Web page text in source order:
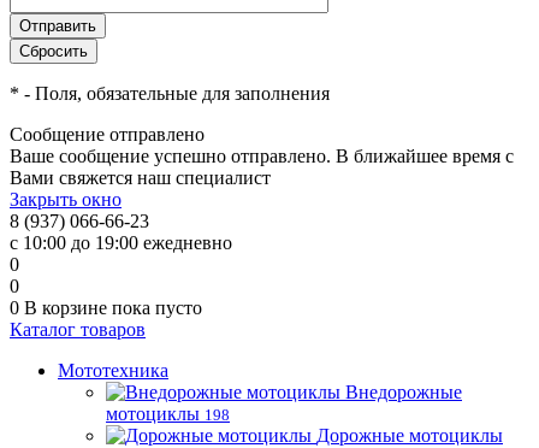
* - Поля, обязательные для заполнения
Сообщение отправлено
Ваше сообщение успешно отправлено. В ближайшее время с
Вами свяжется наш специалист
Закрыть окно
8 (937) 066-66-23
с 10:00 до 19:00 ежедневно
0
0
0 В корзине пока пусто
Каталог товаров
Мототехника
Внедорожные
мотоциклы 198
Дорожные мотоциклы